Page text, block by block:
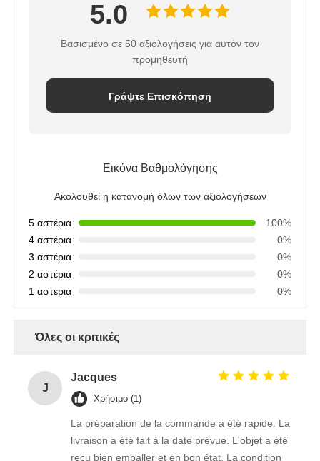
5.0
Βασισμένο σε 50 αξιολογήσεις για αυτόν τον
προμηθευτή
Γράψτε Επισκόπηση
Εικόνα Βαθμολόγησης
Ακολουθεί η κατανομή όλων των αξιολογήσεων
5 αστέρια
100%
4 αστέρια
0%
3 αστέρια
0%
2 αστέρια
0%
1 αστέρια
0%
Όλες οι κριτικές
J
Jacques
Χρήσιμο (1)
La préparation de la commande a été rapide. La
livraison a été fait à la date prévue. L'objet a été
reçu bien emballer et en bon état. La condition